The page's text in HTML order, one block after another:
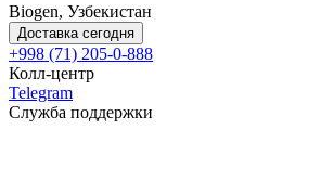
Biogen, Узбекистан
Доставка сегодня
+998 (71) 205-0-888
Колл-центр
Telegram
Служба поддержки